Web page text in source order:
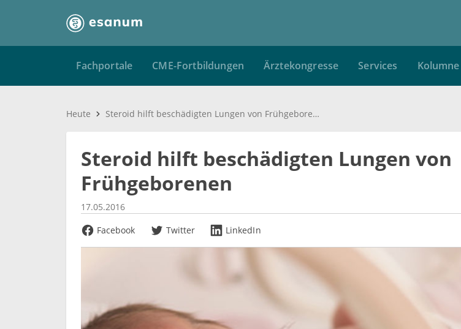
Fachportale CME-Fortbildungen Ärztekongresse Services Kolumne
Heute Steroid hilft beschädigten Lungen von Frühgeborenen
Steroid hilft beschädigten Lungen von
Frühgeborenen
17.05.2016
Facebook
Twitter LinkedIn